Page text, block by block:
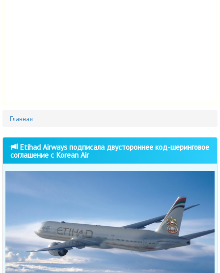
Главная
Etihad Airways подписала двустороннее код-шеринговое
соглашение с Korean Air